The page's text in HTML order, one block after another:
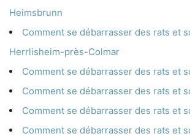
Heimsbrunn
Comment se débarrasser des rats et
Herrlisheim-près-Colmar
Comment se débarrasser des rats et
Comment se débarrasser des rats et
Comment se débarrasser des rats et
Comment se débarrasser des rats et